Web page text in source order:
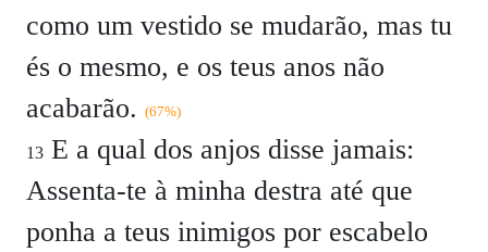
como um vestido se mudarão, mas tu
és o mesmo, e os teus anos não
acabarão. (67%)
13 E a qual dos anjos disse jamais:
Assenta-te à minha destra até que
ponha a teus inimigos por escabelo